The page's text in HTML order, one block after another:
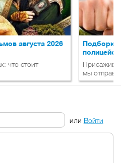
августа 2026
что стоит
Подборка
мы
или Войти